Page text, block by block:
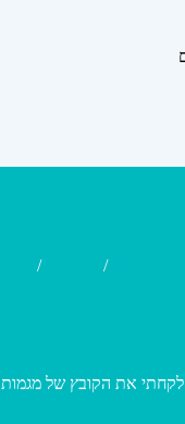
/ /
לקחתי את הקובץ של מגמות 2026 של VML. זה קובץ. עם מאות עמודים עם המון מגמות-